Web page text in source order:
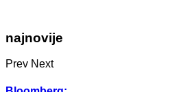
najnovije
Prev Next